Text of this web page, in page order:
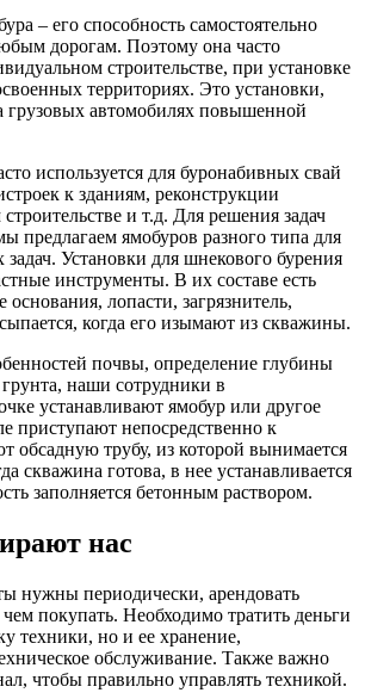
– его способность самостоятельно
дорогам. Поэтому она часто
строительстве, при установке
территориях. Это установки,
грузовых автомобилях повышенной
используется для буронабивных свай
к зданиям, реконструкции
и т.д. Для решения задач
предлагаем ямобуров разного типа для
Установки для шнекового бурения
инструменты. В их составе есть
основания, лопасти, загрязнитель,
когда его изымают из скважины.
почвы, определение глубины
грунта, наши сотрудники в
устанавливают ямобур или другое
приступают непосредственно к
обсадную трубу, из которой вынимается
скважина готова, в нее устанавливается
заполняется бетонным раствором.
нас
нужны периодически, арендовать
покупать. Необходимо тратить деньги
техники, но и ее хранение,
обслуживание. Также важно
чтобы правильно управлять техникой.